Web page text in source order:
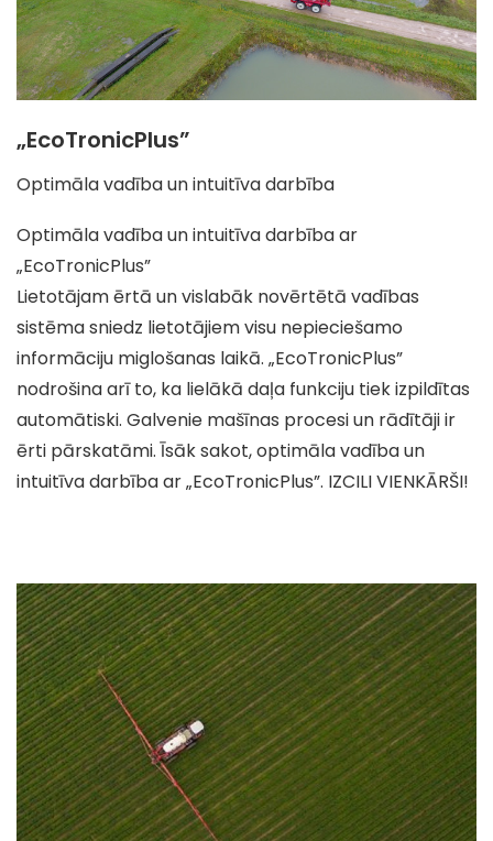
„EcoTronicPlus”
Optimāla vadība un intuitīva darbība
Optimāla vadība un intuitīva darbība ar
„EcoTronicPlus”
Lietotājam ērtā un vislabāk novērtētā vadības
sistēma sniedz lietotājiem visu nepieciešamo
informāciju miglošanas laikā. „EcoTronicPlus”
nodrošina arī to, ka lielākā daļa funkciju tiek izpildītas
automātiski. Galvenie mašīnas procesi un rādītāji ir
ērti pārskatāmi. Īsāk sakot, optimāla vadība un
intuitīva darbība ar „EcoTronicPlus”. IZCILI VIENKĀRŠI!